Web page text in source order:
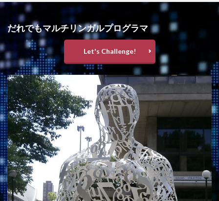
だれでもマルチリンガルプログラマ
Let's Challenge!